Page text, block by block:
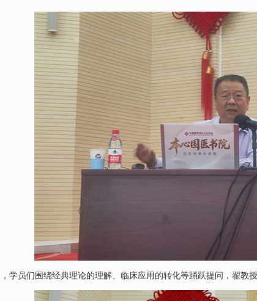
学员们围绕经典理论的理解、临床应用的转化等踊跃提问，翟教